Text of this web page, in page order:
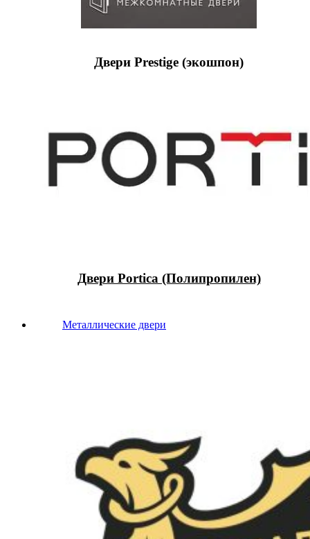
Двери Prestige (экошпон)
Двери Portica (Полипропилен)
Металлические двери